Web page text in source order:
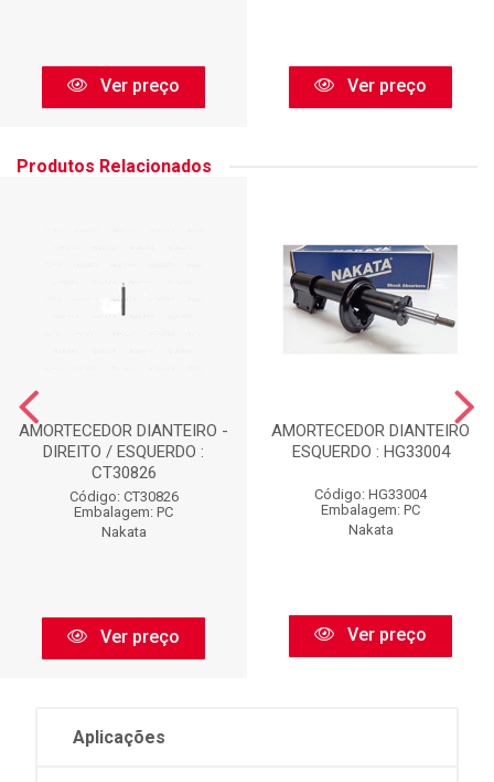
Ver preço Ver preço
Produtos Relacionados
AMORTECEDOR DIANTEIRO -
DIREITO / ESQUERDO :
CT30826
Código: CT30826
Embalagem: PC
Nakata
Ver preço
AMORTECEDOR DIANTEIRO
ESQUERDO : HG33004
Código: HG33004
Embalagem: PC
Nakata
Ver preço
Aplicações